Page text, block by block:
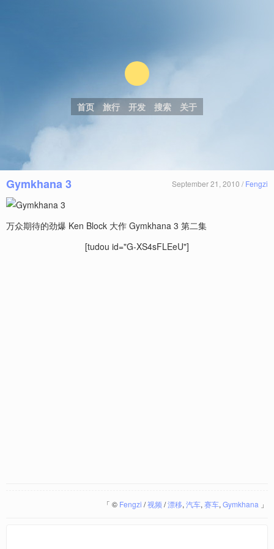
首页 旅行 开发 搜索 关于
Gymkhana 3 September 21, 2010 / Fengzi
万众期待的劲爆 Ken Block 大作 Gymkhana 3 第二集
[tudou id="G-XS4sFLEeU"]
「 © Fengzi /视频/漂移, 汽车, 赛车, Gymkhana 」